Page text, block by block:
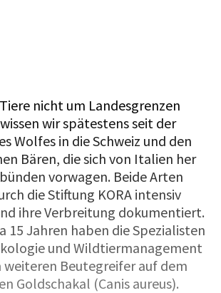
nicht um Landesgrenzen
wir spätestens seit der
Wolfes in die Schweiz und den
Bären, die sich von Italien her
vorwagen. Beide Arten
die Stiftung KORA intensiv
ihre Verbreitung dokumentiert.
15 Jahren haben die Spezialisten
und Wildtiermanagement
weiteren Beutegreifer auf dem
Goldschakal (Canis aureus).